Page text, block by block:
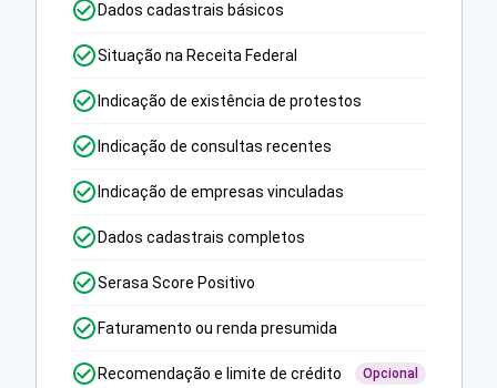
Dados cadastrais básicos
Situação na Receita Federal
Indicação de existência de protestos
Indicação de consultas recentes
Indicação de empresas vinculadas
Dados cadastrais completos
Serasa Score Positivo
Faturamento ou renda presumida
Recomendação e limite de crédito Opcional